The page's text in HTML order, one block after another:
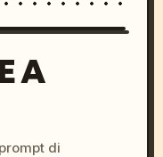
8k --v 6.0
A
di